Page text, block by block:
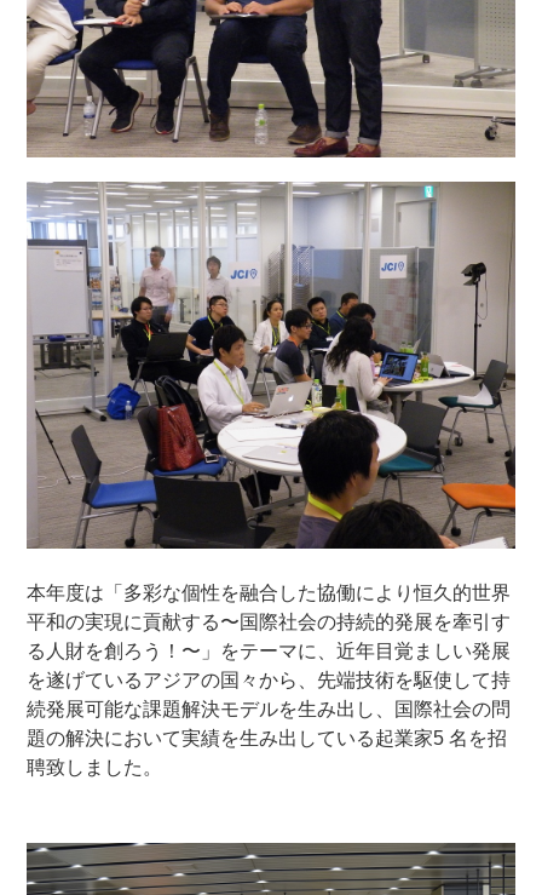
本年度は「多彩な個性を融合した協働により恒久的世界
平和の実現に貢献する〜国際社会の持続的発展を牽引す
る人財を創ろう！〜」をテーマに、近年目覚ましい発展
を遂げているアジアの国々から、先端技術を駆使して持
続発展可能な課題解決モデルを生み出し、国際社会の問
題の解決において実績を生み出している起業家5 名を招
聘致しました。